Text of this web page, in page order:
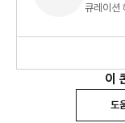
큐레이션
이
도